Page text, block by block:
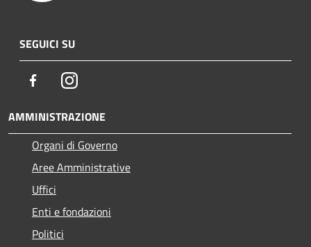
SEGUICI SU
FacebookInstagram
AMMINISTRAZIONE
Organi di Governo
Aree Amministrative
Uffici
Enti e fondazioni
Politici